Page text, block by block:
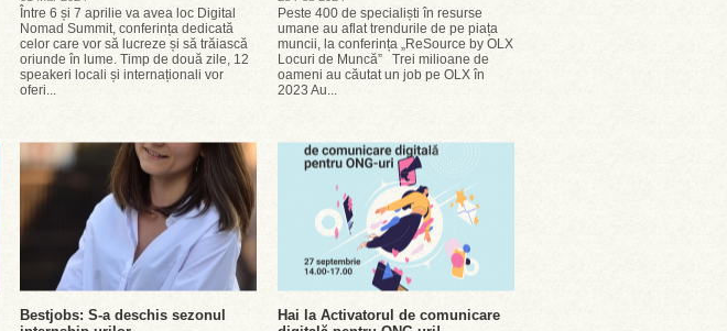
Între 6 și 7 aprilie va avea loc Digital
Nomad Summit, conferința dedicată
celor care vor să lucreze și să trăiască
oriunde în lume. Timp de două zile, 12
speakeri locali și internaționali vor
oferi...
Peste 400 de specialiști în resurse
umane au aflat trendurile de pe piața
muncii, la conferința „ReSource by OLX
Locuri de Muncă” Trei milioane de
oameni au căutat un job pe OLX în
2023 Au...
Bestjobs: S-a deschis sezonul
Hai la Activatorul de comunicare